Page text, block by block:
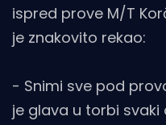
ispred prove M/T
je znakovito rekao:
- Snimi sve pod
je glava u torbi svaki